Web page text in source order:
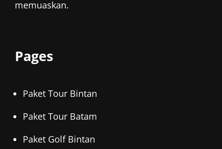
memuaskan.
Pages
Paket Tour Bintan
Paket Tour Batam
Paket Golf Bintan